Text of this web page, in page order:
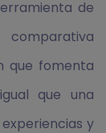
de
que fomenta
que una
y